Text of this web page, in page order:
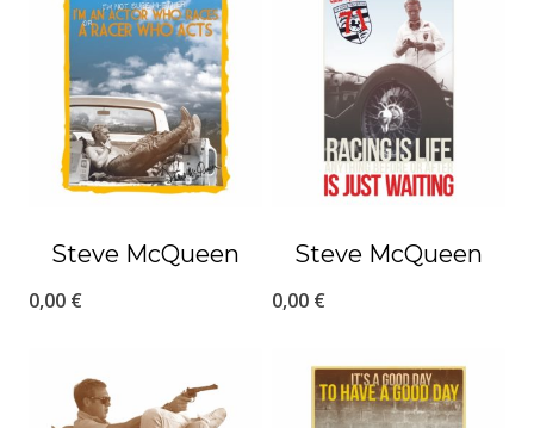
Steve McQueen
0,00 €
Steve McQueen
0,00 €